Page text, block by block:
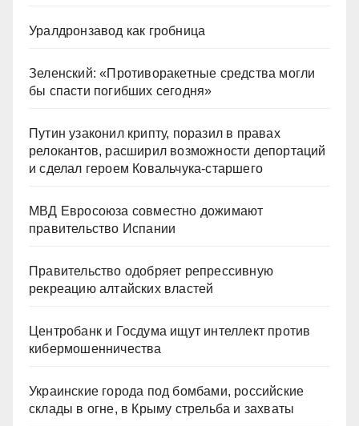
Уралдронзавод как гробница
Зеленский: «Противоракетные средства могли
бы спасти погибших сегодня»
Путин узаконил крипту, поразил в правах
релокантов, расширил возможности депортаций
и сделал героем Ковальчука-старшего
МВД Евросоюза совместно дожимают
правительство Испании
Правительство одобряет репрессивную
рекреацию алтайских властей
Центробанк и Госдума ищут интеллект против
кибермошенничества
Украинские города под бомбами, российские
склады в огне, в Крыму стрельба и захваты